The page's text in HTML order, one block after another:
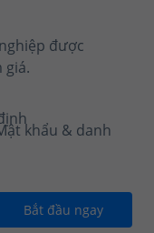
được
giá.
khẩu & danh
Bắt đầu ngay